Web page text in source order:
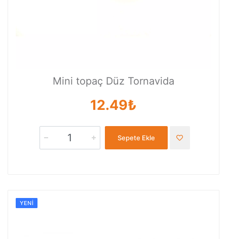
Mini topaç Düz Tornavida
12.49₺
Sepete Ekle
YENI